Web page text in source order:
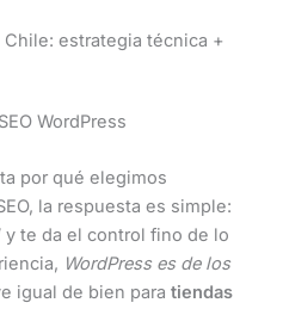
Chile: estrategia técnica +
WordPress
por qué elegimos
la respuesta es simple:
y te da el control fino de lo
WordPress es de los
igual de bien para tiendas